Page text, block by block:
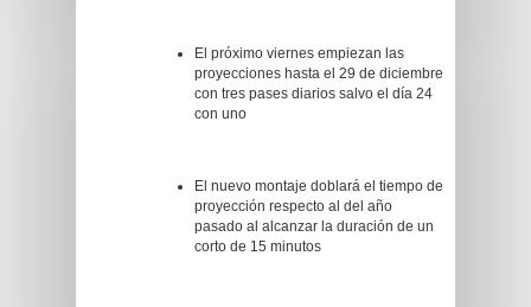
El próximo viernes empiezan las
proyecciones hasta el 29 de diciembre
con tres pases diarios salvo el día 24
con uno
El nuevo montaje doblará el tiempo de
proyección respecto al del año
pasado al alcanzar la duración de un
corto de 15 minutos